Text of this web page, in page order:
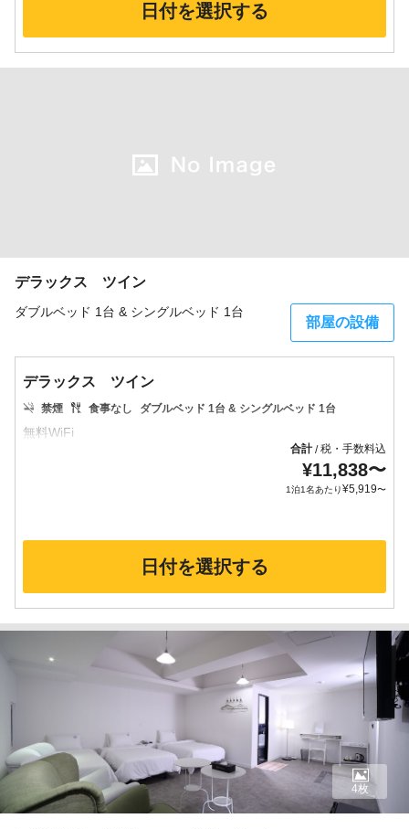
日付を選択する
デラックス ツイン
ダブルベッド 1台 & シングルベッド 1台
部屋の設備
デラックス ツイン
禁煙 食事なし ダブルベッド 1台 & シングルベッド 1台
合計/税・手数料込
¥11,838〜
1泊1名あたり¥5,919〜
日付を選択する
4枚